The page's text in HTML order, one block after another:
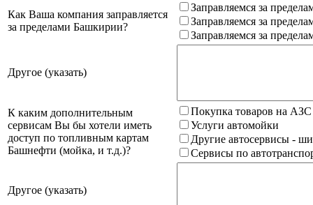
Как Ваша компания заправляется
за пределами Башкирии?
Заправляемся за
Заправляемся за
Заправляемся за
Другое (указать)
К каким дополнительным
сервисам Вы бы хотели иметь
доступ по топливным картам
Башнефти (мойка, и т.д.)?
Покупка товаров на
Услуги автомойки
Другие автосервисы -
Сервисы по
Другое (указать)